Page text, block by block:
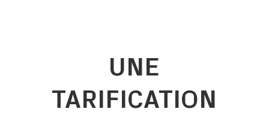
UNE
TARIFICATION